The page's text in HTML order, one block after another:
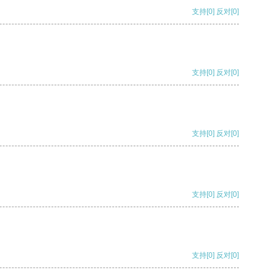
支持[0] 反对[0]
支持[0] 反对[0]
支持[0] 反对[0]
支持[0] 反对[0]
支持[0] 反对[0]